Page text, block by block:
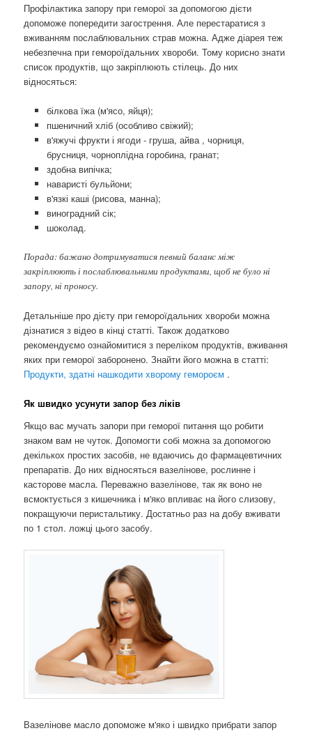
Профілактика запору при геморої за допомогою дієти
допоможе попередити загострення. Але перестаратися з
вживанням послаблювальних страв можна. Адже діарея теж
небезпечна при гемороїдальних хвороби. Тому корисно знати
список продуктів, що закріплюють стілець. До них
відносяться:
білкова їжа (м'ясо, яйця);
пшеничний хліб (особливо свіжий);
в'яжучі фрукти і ягоди - груша, айва , чорниця,
брусниця, чорноплідна горобина, гранат;
здобна випічка;
наваристі бульйони;
в'язкі каші (рисова, манна);
виноградний сік;
шоколад.
Порада: бажано дотримуватися певний баланс між
закріплюють і послаблювальними продуктами, щоб не було ні
запору, ні проносу.
Детальніше про дієту при гемороїдальних хвороби можна
дізнатися з відео в кінці статті. Також додатково
рекомендуємо ознайомитися з переліком продуктів, вживання
яких при геморої заборонено. Знайти його можна в статті:
Продукти, здатні нашкодити хворому гемороєм .
Як швидко усунути запор без ліків
Якщо вас мучать запори при геморої питання що робити
знаком вам не чуток. Допомогти собі можна за допомогою
декількох простих засобів, не вдаючись до фармацевтичних
препаратів. До них відносяться вазелінове, рослинне і
касторове масла. Переважно вазелінове, так як воно не
всмоктується з кишечника і м'яко впливає на його слизову,
покращуючи перистальтику. Достатньо раз на добу вживати
по 1 стол. ложці цього засобу.
Вазелінове масло допоможе м'яко і швидко прибрати запор